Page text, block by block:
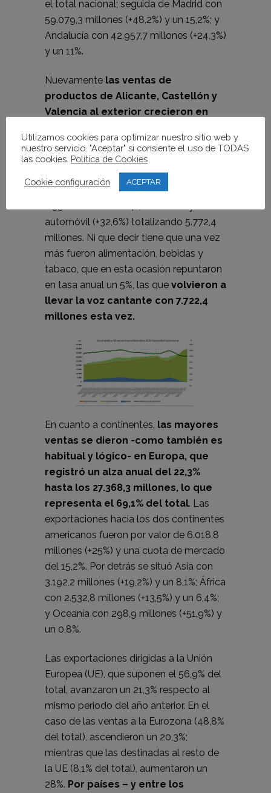
el total nacional; seguida de Madrid con
59.079,3 millones (+48,2%) y un 15,2%; y
Andalucía con 42.957,7 millones (+24,3%)
y un 11%.
Nuevamente las ventas de
productos de Alicante, Castellón y
Valencia al exterior crecieron en
Así, y en lo que a los primeros, el mayor
aumento se dio en los productos
energéticos (+121%) hasta los 2.552,2
millones, seguido de materias primas
automóvil (+32,6%) totalizando 5.772,4
millones. Ni que decir tiene que una vez
más fueron alimentación, bebidas y
tabaco, que en esta ocasión repuntaron
en tasa anual un 5%, las que volvieron a
llevar la voz cantante con 7.722,4
millones esta vez.
En cuanto a continentes, las mayores
ventas se dieron -como también es
habitual y lógico- en Europa, que
registró un alza anual del 22,3%
hasta los 27.368,3 millones, lo que
representa el 69,1% del total. Las
exportaciones hacia los dos continentes
americanos fueron por valor de 6.018,8
millones (+25%) y una cuota de mercado
del 15,2%. Por detrás se situó Asia con
3.192,2 millones (+19,2%) y un 8,1%; África
con 2.532,8 millones (+13,5%) y un 6,4%;
y Oceanía con 298,9 millones (+51,9%) y
un 0,8%.
Las exportaciones dirigidas a la Unión
Europea (UE), que suponen el 56,9% del
total, avanzaron un 21,3% respecto al
mismo periodo del año anterior. En el
caso de las ventas a la Eurozona (48,8%
del total), ascendieron un 20,3%;
mientras que las destinadas al resto de
la UE (8,1% del total), aumentaron un
28%. Por países – y entre los
Utilizamos cookies para optimizar nuestro sitio web y
nuestro servicio. "Aceptar" si consiente el uso de TODAS
las cookies. Política de Cookies
Cookie configuración ACEPTAR